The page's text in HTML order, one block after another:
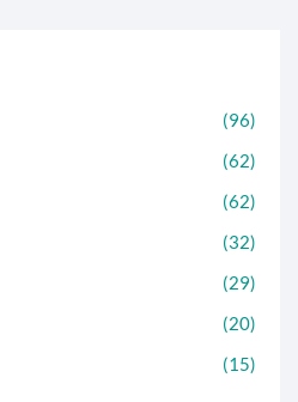
(96)
(62)
(62)
(32)
(29)
(20)
(15)